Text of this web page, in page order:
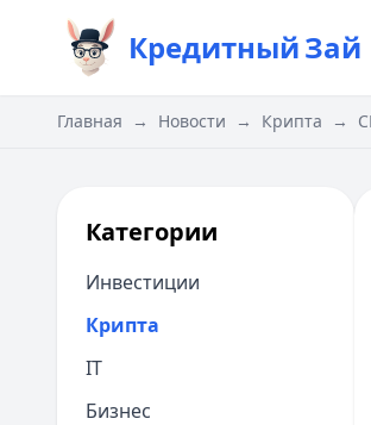
КредитныйЗай
Главная → Новости → Крипта →
Категории
Инвестиции
Крипта
IT
Бизнес